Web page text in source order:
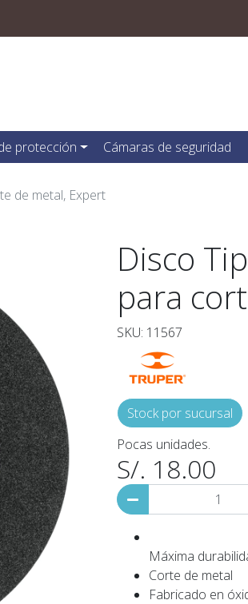
protección Cámaras de seguridad
de metal, Expert
Disco
para
SKU: 11567
Stock por sucursal
Pocas unidades.
S/. 18.00
Máxima
Corte de metal
Fabricado en